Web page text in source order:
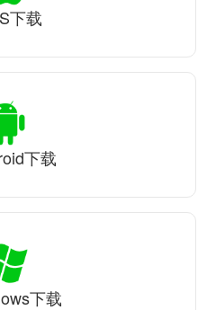
下载
下载
下载